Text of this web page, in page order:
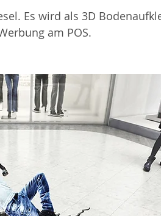
Es wird als 3D
am POS.